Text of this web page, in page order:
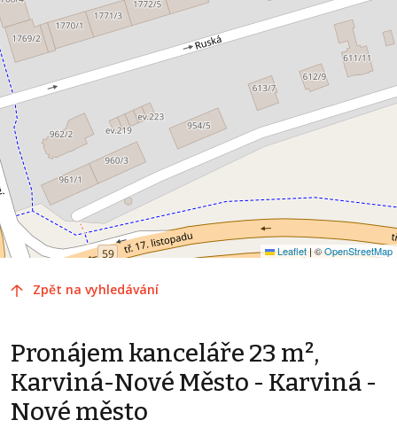
Leaflet|©OpenStreetMap
Zpět na vyhledávání
Pronájem kanceláře 23 m²,
Karviná-Nové Město - Karviná -
Nové město